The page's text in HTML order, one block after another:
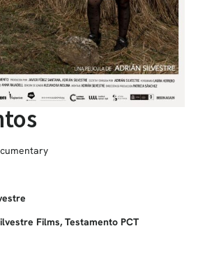
Films, Testamento PCT